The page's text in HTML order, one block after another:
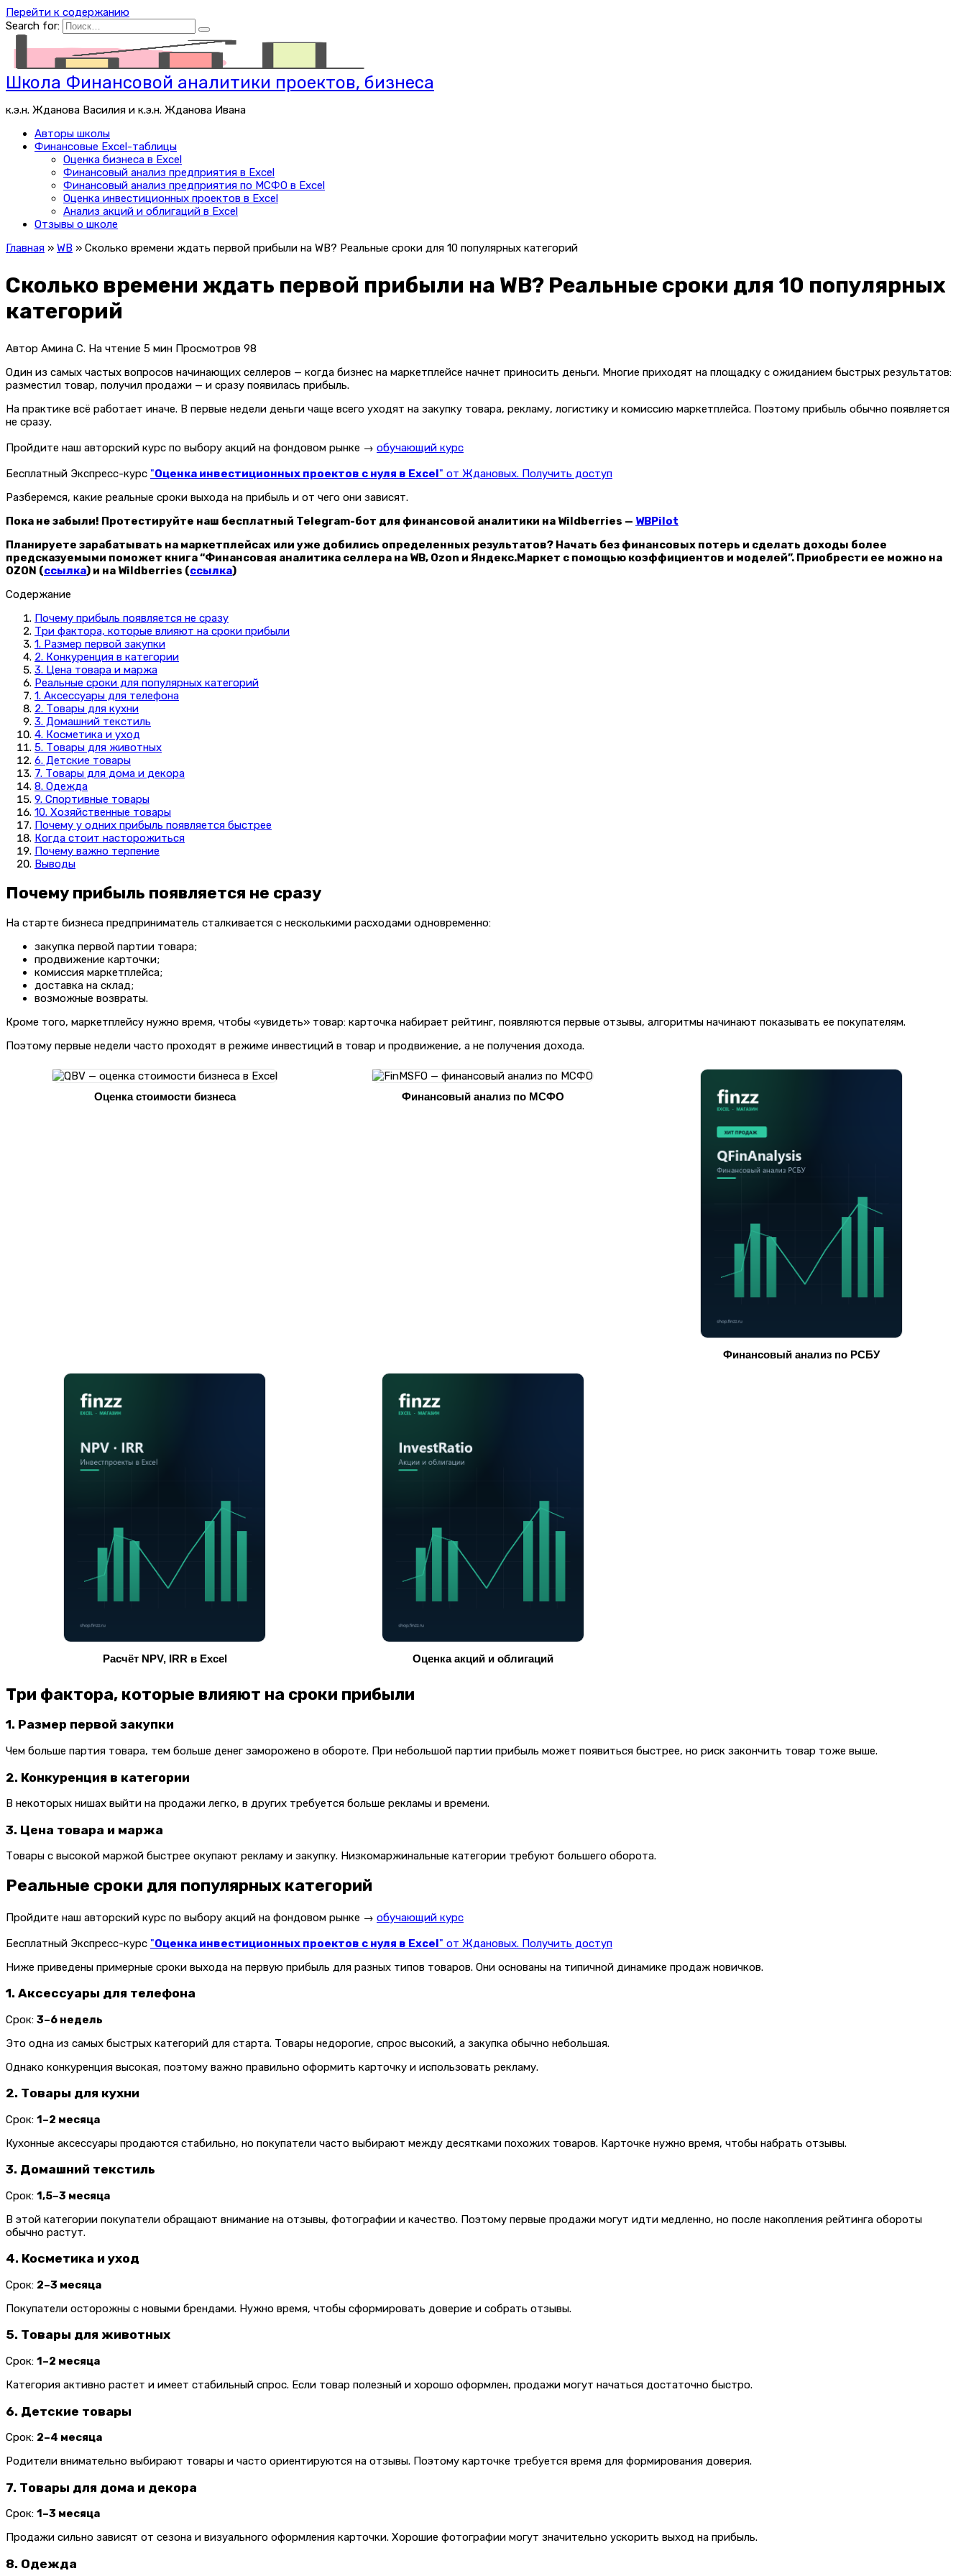
Перейти к содержанию
Search for:
Школа Финансовой аналитики проектов, бизнеса
к.э.н. Жданова Василия и к.э.н. Жданова Ивана
Авторы школы
Финансовые Excel-таблицы
Оценка бизнеса в Excel
Финансовый анализ предприятия в Excel
Финансовый анализ предприятия по МСФО в Excel
Оценка инвестиционных проектов в Excel
Анализ акций и облигаций в Excel
Отзывы о школе
Главная » WB » Сколько времени ждать первой прибыли на WB? Реальные сроки для 10 популярных категорий
Сколько времени ждать первой прибыли на WB? Реальные сроки для 10 популярных
категорий
Автор Амина С. На чтение 5 мин Просмотров 98
Один из самых частых вопросов начинающих селлеров — когда бизнес на маркетплейсе начнет приносить деньги. Многие приходят на площадку с ожиданием быстрых результатов:
разместил товар, получил продажи — и сразу появилась прибыль.
На практике всё работает иначе. В первые недели деньги чаще всего уходят на закупку товара, рекламу, логистику и комиссию маркетплейса. Поэтому прибыль обычно появляется
не сразу.
Пройдите наш авторский курс по выбору акций на фондовом рынке → обучающий курс
Бесплатный Экспресс-курс "Оценка инвестиционных проектов с нуля в Excel" от Ждановых. Получить доступ
Разберемся, какие реальные сроки выхода на прибыль и от чего они зависят.
Пока не забыли! Протестируйте наш бесплатный Telegram-бот для финансовой аналитики на Wildberries — WBPilot
Планируете зарабатывать на маркетплейсах или уже добились определенных результатов? Начать без финансовых потерь и сделать доходы более
предсказуемыми поможет книга “Финансовая аналитика селлера на WB, Ozon и Яндекс.Маркет с помощью коэффициентов и моделей”. Приобрести ее можно на
OZON (ссылка) и на Wildberries (ссылка)
Содержание
Почему прибыль появляется не сразу
Три фактора, которые влияют на сроки прибыли
1. Размер первой закупки
2. Конкуренция в категории
3. Цена товара и маржа
Реальные сроки для популярных категорий
1. Аксессуары для телефона
2. Товары для кухни
3. Домашний текстиль
4. Косметика и уход
5. Товары для животных
6. Детские товары
7. Товары для дома и декора
8. Одежда
9. Спортивные товары
10. Хозяйственные товары
Почему у одних прибыль появляется быстрее
Когда стоит насторожиться
Почему важно терпение
Выводы
Почему прибыль появляется не сразу
На старте бизнеса предприниматель сталкивается с несколькими расходами одновременно:
закупка первой партии товара;
продвижение карточки;
комиссия маркетплейса;
доставка на склад;
возможные возвраты.
Кроме того, маркетплейсу нужно время, чтобы «увидеть» товар: карточка набирает рейтинг, появляются первые отзывы, алгоритмы начинают показывать ее покупателям.
Поэтому первые недели часто проходят в режиме инвестиций в товар и продвижение, а не получения дохода.
Оценка стоимости бизнеса Финансовый анализ по МСФО
Финансовый анализ по РСБУ
Расчёт NPV, IRR в Excel Оценка акций и облигаций
Три фактора, которые влияют на сроки прибыли
1. Размер первой закупки
Чем больше партия товара, тем больше денег заморожено в обороте. При небольшой партии прибыль может появиться быстрее, но риск закончить товар тоже выше.
2. Конкуренция в категории
В некоторых нишах выйти на продажи легко, в других требуется больше рекламы и времени.
3. Цена товара и маржа
Товары с высокой маржой быстрее окупают рекламу и закупку. Низкомаржинальные категории требуют большего оборота.
Реальные сроки для популярных категорий
Пройдите наш авторский курс по выбору акций на фондовом рынке → обучающий курс
Бесплатный Экспресс-курс "Оценка инвестиционных проектов с нуля в Excel" от Ждановых. Получить доступ
Ниже приведены примерные сроки выхода на первую прибыль для разных типов товаров. Они основаны на типичной динамике продаж новичков.
1. Аксессуары для телефона
Срок: 3–6 недель
Это одна из самых быстрых категорий для старта. Товары недорогие, спрос высокий, а закупка обычно небольшая.
Однако конкуренция высокая, поэтому важно правильно оформить карточку и использовать рекламу.
2. Товары для кухни
Срок: 1–2 месяца
Кухонные аксессуары продаются стабильно, но покупатели часто выбирают между десятками похожих товаров. Карточке нужно время, чтобы набрать отзывы.
3. Домашний текстиль
Срок: 1,5–3 месяца
В этой категории покупатели обращают внимание на отзывы, фотографии и качество. Поэтому первые продажи могут идти медленно, но после накопления рейтинга обороты
обычно растут.
4. Косметика и уход
Срок: 2–3 месяца
Покупатели осторожны с новыми брендами. Нужно время, чтобы сформировать доверие и собрать отзывы.
5. Товары для животных
Срок: 1–2 месяца
Категория активно растет и имеет стабильный спрос. Если товар полезный и хорошо оформлен, продажи могут начаться достаточно быстро.
6. Детские товары
Срок: 2–4 месяца
Родители внимательно выбирают товары и часто ориентируются на отзывы. Поэтому карточке требуется время для формирования доверия.
7. Товары для дома и декора
Срок: 1–3 месяца
Продажи сильно зависят от сезона и визуального оформления карточки. Хорошие фотографии могут значительно ускорить выход на прибыль.
8. Одежда